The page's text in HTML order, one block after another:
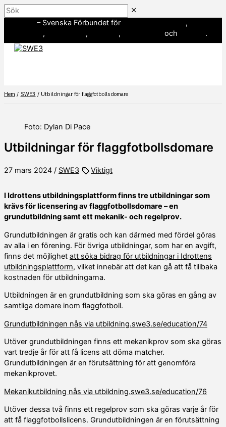
Hoppa
till
Sök
– Svenska Förbundet för
,
, , , och .
Hem SWE3 Utbildningar för flaggfotbollsdomare
Foto: Dylan Di Pace
Utbildningar för flaggfotbollsdomare
27 mars 2024 / SWE3 Viktigt
I Idrottens utbildningsplattform finns tre utbildningar som
krävs för licensering av flaggfotbollsdomare – en
grundutbildning samt ett mekanik- och regelprov.
Grundutbildningen är gratis och kan därmed med fördel göras
av alla i en förening. För övriga utbildningar, som har en avgift,
finns det möjlighet att söka bidrag för utbildningar i Idrottens
utbildningsplattform, vilket innebär att det kan gå att få tillbaka
kostnaden för utbildningarna.
Utbildningen är en grundutbildning som ska göras en gång av
samtliga domare inom flaggfotboll.
Grundutbildningen nås via utbildning.swe3.se/education/74
Utöver grundutbildningen finns ett mekanikprov som ska göras
vart tredje år för att få licens att döma matcher.
Grundutbildningen är en förutsättning för att genomföra
mekanikprovet.
Mekanikutbildning nås via utbildning.swe3.se/education/76
Utöver dessa två finns ett regelprov som ska göras varje år för
att få flaggfotbollslicens. Grundutbildningen är en förutsättning